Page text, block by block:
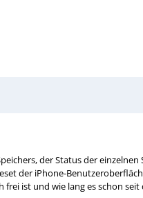
der Status der
der iPhone-
ist und wie lang es schon